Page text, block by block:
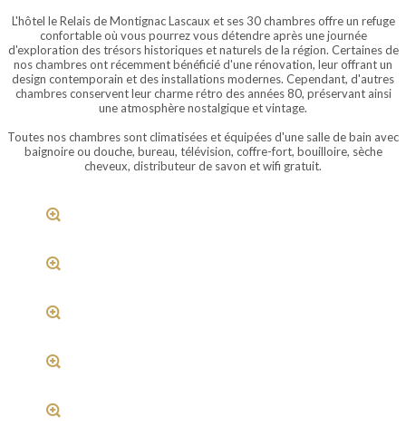
L'hôtel le Relais de Montignac Lascaux et ses 30 chambres offre un refuge
confortable où vous pourrez vous détendre après une journée
d'exploration des trésors historiques et naturels de la région. Certaines de
nos chambres ont récemment bénéficié d'une rénovation, leur offrant un
design contemporain et des installations modernes. Cependant, d'autres
chambres conservent leur charme rétro des années 80, préservant ainsi
une atmosphère nostalgique et vintage.
Toutes nos chambres sont climatisées et équipées d'une salle de bain avec
baignoire ou douche, bureau, télévision, coffre-fort, bouilloire, sèche
cheveux, distributeur de savon et wifi gratuit.